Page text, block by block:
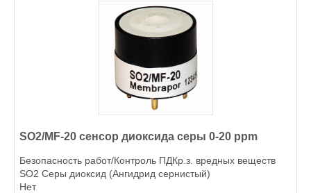
SO2/MF-20 сенсор диоксида серы 0-20 ppm
Безопасность работ/Контроль ПДКр.з. вредных веществ
SO2 Серы диоксид (Ангидрид сернистый)
Нет